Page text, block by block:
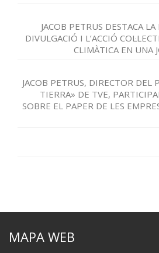
JACOB PETRUS DESTACA
DIVULGACIÓ I L’ACCIÓ
CLIMÀTICA EN UNA
JACOB PETRUS, DIRECTOR DEL
TIERRA» DE TVE,
SOBRE EL PAPER DE LES
MAPA WEB